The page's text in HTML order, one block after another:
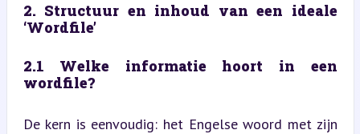
2. Structuur en inhoud van een ideale
‘Wordfile’
2.1 Welke informatie hoort in een
wordfile?
De kern is eenvoudig: het Engelse woord met zijn